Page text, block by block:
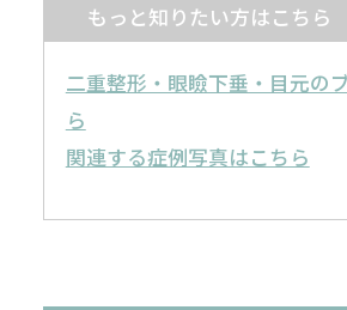
もっと知りたい方はこちら
二重整形・眼瞼下垂・目元の
ら
関連する症例写真はこちら